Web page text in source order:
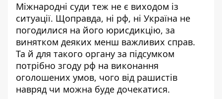
Міжнародні суди теж не є виходом із
ситуації. Щоправда, ні рф, ні Україна не
погодилися на його юрисдикцію, за
винятком деяких менш важливих справ.
Та й для такого органу за підсумком
потрібно згоду рф на виконання
оголошених умов, чого від рашистів
навряд чи можна буде дочекатися.